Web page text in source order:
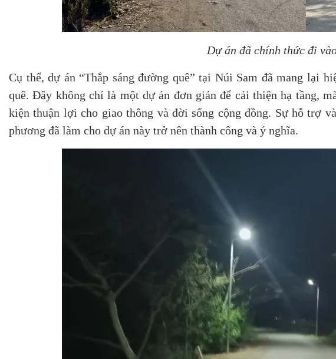
Dự án đã chính thức đi
Cụ thể, dự án “Thắp sáng đường quê” tại Núi Sam đã mang lại
quê. Đây không chỉ là một dự án đơn giản để cải thiện hạ tầng,
kiện thuận lợi cho giao thông và đời sống cộng đồng. Sự hỗ trợ
phương đã làm cho dự án này trở nên thành công và ý nghĩa.